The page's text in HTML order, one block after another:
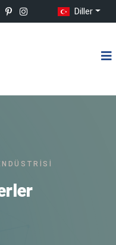
Diller